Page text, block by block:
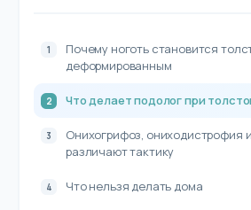
Почему ноготь становится
деформированным
Что делает подолог при
Онихогрифоз, ониходистрофия
различают тактику
Что нельзя делать дома